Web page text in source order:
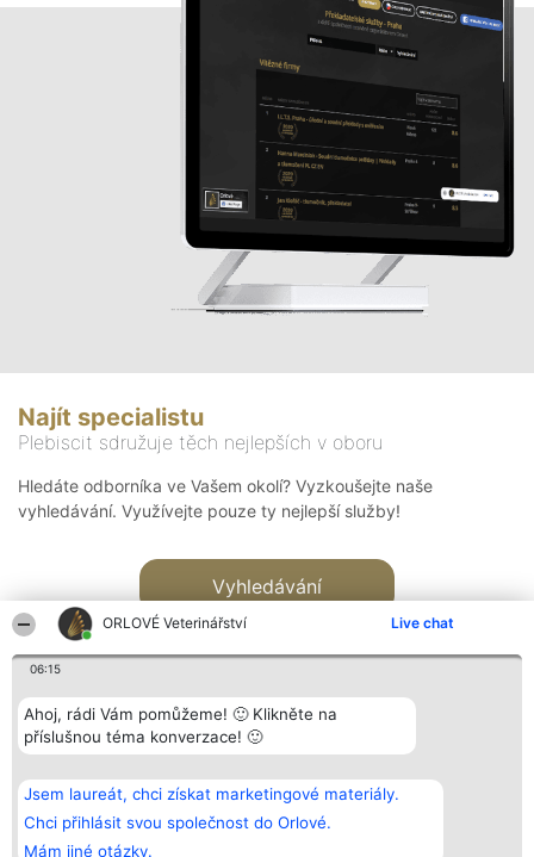
ORLOVÉ Veterinářství Live chat
06:15
Ahoj, rádi Vám pomůžeme! 🙂 Klikněte na
příslušnou téma konverzace! 🙂
Jsem laureát, chci získat marketingové materiály.
Chci přihlásit svou společnost do Orlové.
Mám jiné otázky.
Najít specialistu
Plebiscit sdružuje těch nejlepších v oboru
Hledáte odborníka ve Vašem okolí? Vyzkoušejte naše
vyhledávání. Využívejte pouze ty nejlepší služby!
Vyhledávání
Bright Side Solutions sp. z o.
o. sp. k.
ul. Ruska 22
Wrocław 50-079
KRS 0000749100 | Regon
Vítězové
Seznam všech
laureátů
Zásady
Kontakt